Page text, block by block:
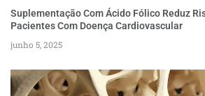
Suplementação Com Ácido Fólico Reduz
Pacientes Com Doença Cardiovascular
junho 5, 2025